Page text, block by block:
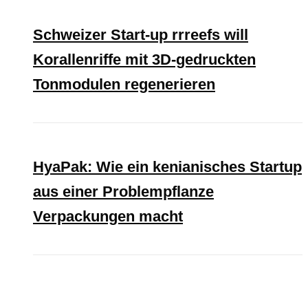
Schweizer Start-up rrreefs will
Korallenriffe mit 3D-gedruckten
Tonmodulen regenerieren
HyaPak: Wie ein kenianisches Startup
aus einer Problempflanze
Verpackungen macht